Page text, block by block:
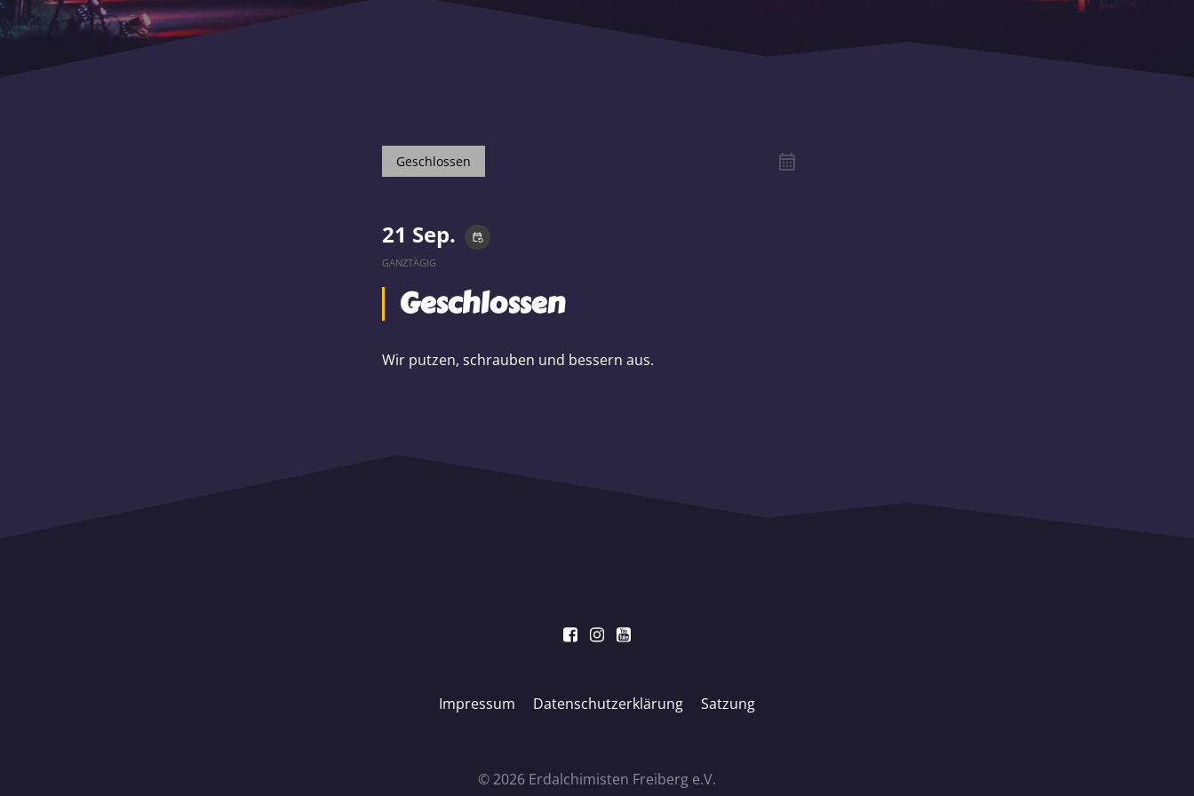
Geschlossen
21 Sep. event_repeat
GANZTÄGIG
Geschlossen
Wir putzen, schrauben und bessern aus.
Impressum Datenschutzerklärung Satzung
© 2026 Erdalchimisten Freiberg e.V.